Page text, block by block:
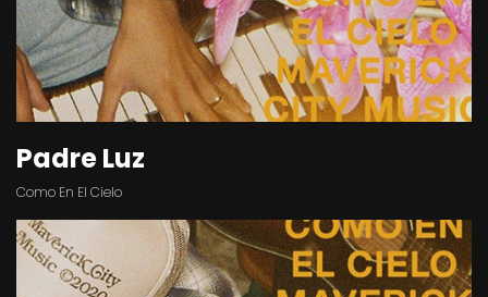
Padre Luz
Como En El Cielo